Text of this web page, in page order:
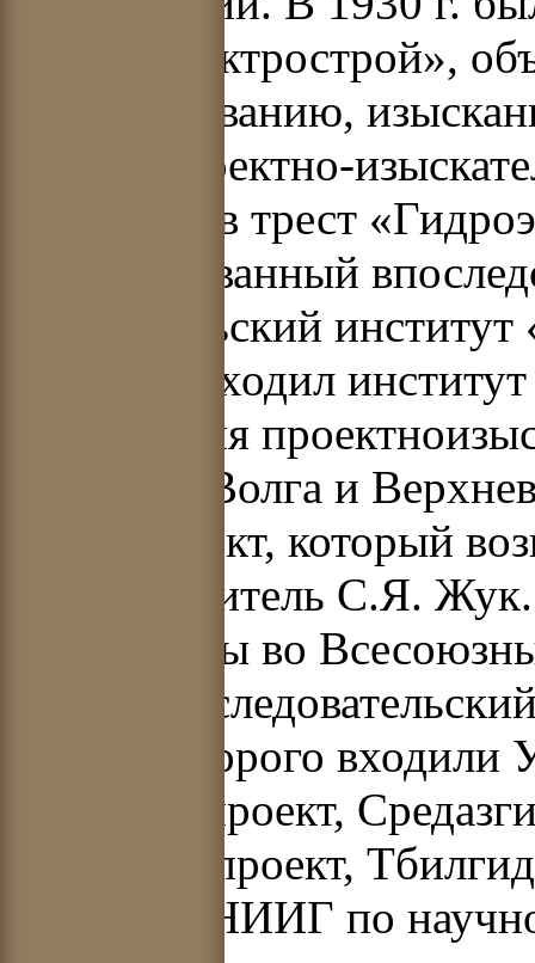
«Гидроэлектрострой»,
проектированию,
1932 г. проектно-
выделены в трест
преобразованный
изыскательский
которого входил
выполнения
Москва – Волга и
Гидропроект, который
гидростроитель С.Я.
объединены во
научно-
состав которого
Ленгидропроект,
Армгидропроект,
работал ВНИИГ по